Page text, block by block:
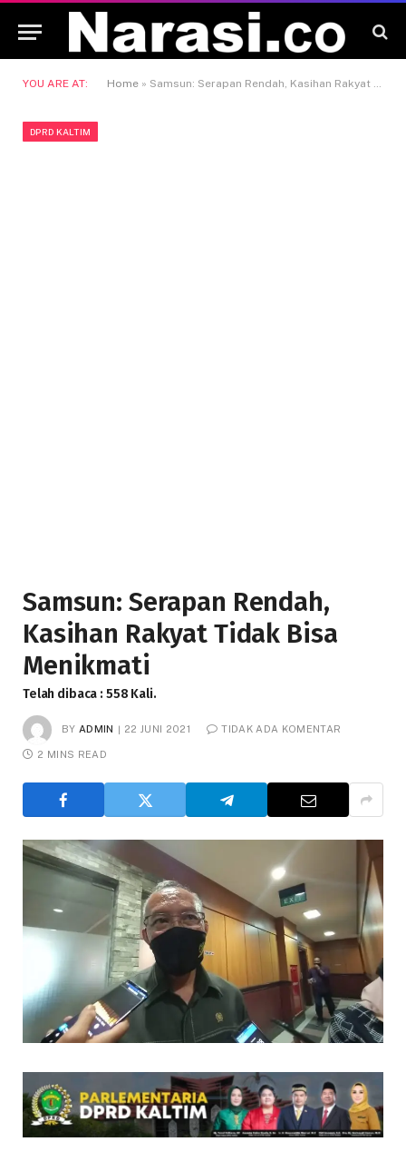
YOU ARE AT: Home » Samsun: Serapan Rendah, Kasihan Rakyat Tidak Bisa Menikmati
DPRD KALTIM
Samsun: Serapan Rendah,
Kasihan Rakyat Tidak Bisa
Menikmati
Telah dibaca : 558 Kali.
BY ADMIN 22 JUNI 2021 TIDAK ADA KOMENTAR
2 MINS READ